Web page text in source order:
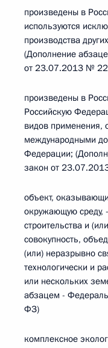
произведены в
используются
производства
(Дополнение
от 23.07.2013 №
произведены в
Российскую
видов применения,
международными
Федерации;
закон от
объект,
окружающую среду,
строительства и
совокупность,
(или) неразрывно
технологически и
или нескольких
абзацем -
ФЗ)
комплексное